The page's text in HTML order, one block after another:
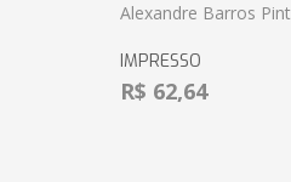
Alexandre Barros
IMPRESSO
R$ 62,64